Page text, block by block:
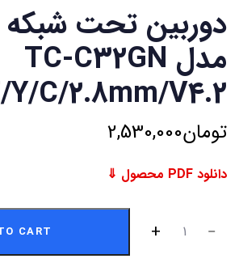
دوربین تحت شبکه
مدل TC-C32GN
Y/C/2.8mm/V4.2
تومان2,530,000
دانلود PDF محصول ⇓
CART